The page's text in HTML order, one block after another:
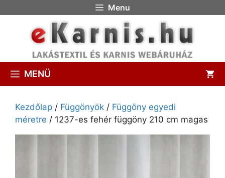
Menu
MENÜ
Kezdőlap / Függönyök / Függöny egyedi
méretre / 1237-es fehér függöny 210 cm magas